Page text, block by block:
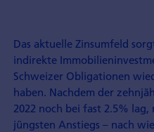
Das aktuelle Zinsumfeld
indirekte
Schweizer Obligationen
haben. Nachdem der
2022 noch bei fast 2.5%
jüngsten Anstiegs – nach